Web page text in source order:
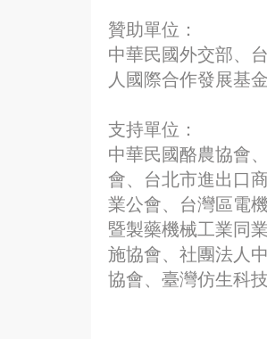
贊助單位：
中華民國外交部、
人國際合作發展基
支持單位：
中華民國酪農協會
會、台北市進出口
業公會、台灣區電
暨製藥機械工業同
施協會、社團法人
協會、臺灣仿生科